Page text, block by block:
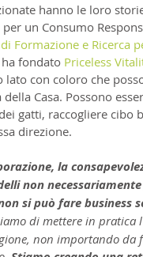
hanno le loro
per un Consumo
Formazione e Ricerca
fondato Priceless
lato con coloro che
Casa. Possono
gatti, raccogliere
direzione.
la
non
si può fare business
di mettere in pratica
non importando da